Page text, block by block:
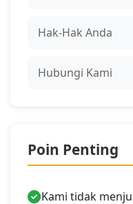
Hak-Hak Anda
Hubungi Kami
Poin Penting
Kami tidak